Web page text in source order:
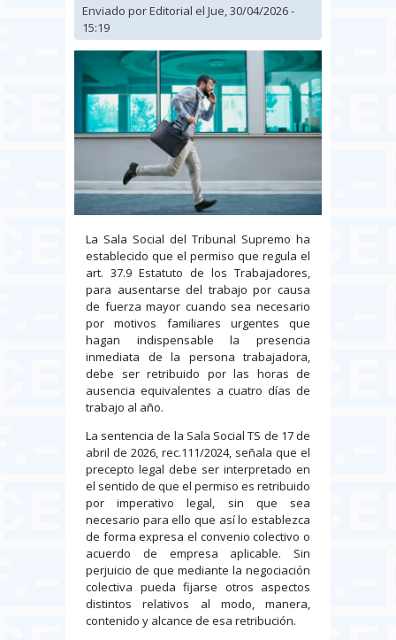
Enviado porEditorial el Jue, 30/04/2026 -
15:19
La Sala Social del Tribunal Supremo ha
establecido que el permiso que regula el
art. 37.9 Estatuto de los Trabajadores,
para ausentarse del trabajo por causa
de fuerza mayor cuando sea necesario
por motivos familiares urgentes que
hagan indispensable la presencia
inmediata de la persona trabajadora,
debe ser retribuido por las horas de
ausencia equivalentes a cuatro días de
trabajo al año.
La sentencia de la Sala Social TS de 17 de
abril de 2026, rec.111/2024, señala que el
precepto legal debe ser interpretado en
el sentido de que el permiso es retribuido
por imperativo legal, sin que sea
necesario para ello que así lo establezca
de forma expresa el convenio colectivo o
acuerdo de empresa aplicable. Sin
perjuicio de que mediante la negociación
colectiva pueda fijarse otros aspectos
distintos relativos al modo, manera,
contenido y alcance de esa retribución.